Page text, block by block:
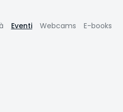
Eventi Webcams E-books